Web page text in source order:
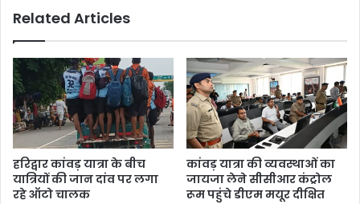
Related Articles
हरिद्वार कांवड़ यात्रा के बीच
यात्रियों की जान दांव पर लगा
रहे ऑटो चालक
कांवड़ यात्रा की व्यवस्थाओं का
जायजा लेने सीसीआर कंट्रोल
रूम पहुंचे डीएम मयूर दीक्षित